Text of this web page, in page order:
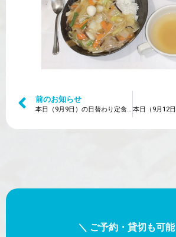
前のお知らせ
本日（9月9日）の日替わり定食は？
＼ ご予約・貸切も可